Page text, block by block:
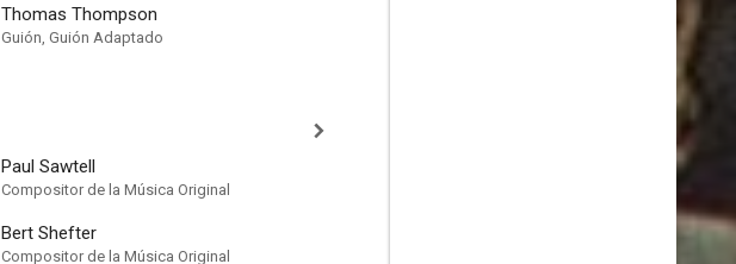
Thomas Thompson
Guión, Guión Adaptado
Paul Sawtell
Compositor de la Música Original
Bert Shefter
Compositor de la Música Original